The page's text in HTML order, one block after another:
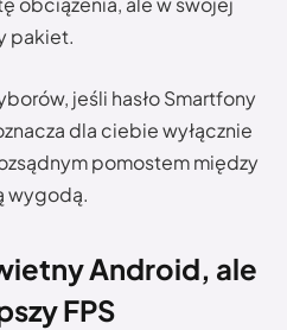
pakiet.
jeśli hasło Smartfony
dla ciebie wyłącznie
pomostem między
wygodą.
Android, ale
FPS